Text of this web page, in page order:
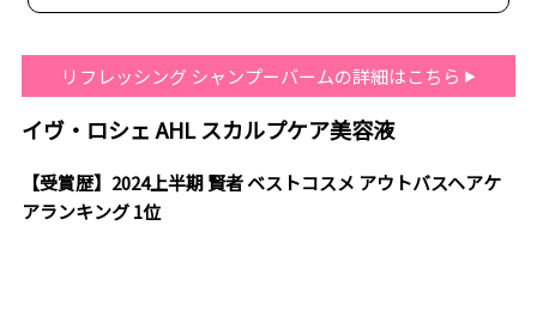
リフレッシング シャンプーバームの詳細はこちら
イヴ・ロシェ AHL スカルプケア美容液
【受賞歴】2024上半期 賢者 ベストコスメ アウトバスヘアケ
アランキング 1位